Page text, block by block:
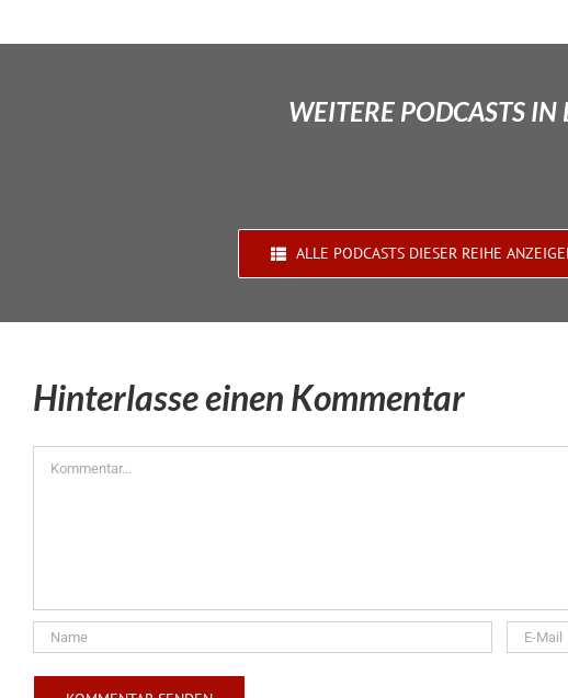
WEITERE PODCASTS IN
ALLE PODCASTS DIESER REIHE
Hinterlasse einen Kommentar